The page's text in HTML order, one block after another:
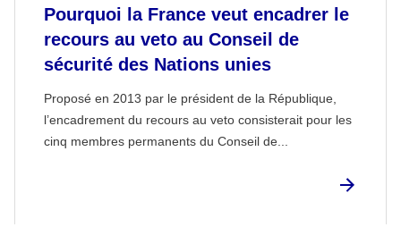
Pourquoi la France veut encadrer le
recours au veto au Conseil de
sécurité des Nations unies
Proposé en 2013 par le président de la République,
l’encadrement du recours au veto consisterait pour les
cinq membres permanents du Conseil de...